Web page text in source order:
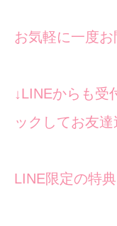
お気軽に一度
↓LINEからも受
ックしてお友
LINE限定の特